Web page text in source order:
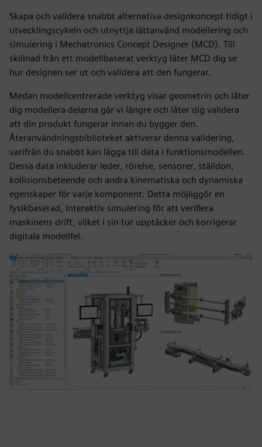
Skapa och validera snabbt alternativa designkoncept tidigt i
utvecklingscykeln och utnyttja lättanvänd modellering och
simulering i Mechatronics Concept Designer (MCD). Till
skillnad från ett modellbaserat verktyg låter MCD dig se
hur designen ser ut och validera att den fungerar.
Medan modellcentrerade verktyg visar geometrin och låter
dig modellera delarna går vi längre och låter dig validera
att din produkt fungerar innan du bygger den.
Återanvändningsbiblioteket aktiverar denna validering,
varifrån du snabbt kan lägga till data i funktionsmodellen.
Dessa data inkluderar leder, rörelse, sensorer, ställdon,
kollisionsbeteende och andra kinematiska och dynamiska
egenskaper för varje komponent. Detta möjliggör en
fysikbaserad, interaktiv simulering för att verifiera
maskinens drift, vilket i sin tur upptäcker och korrigerar
digitala modellfel.